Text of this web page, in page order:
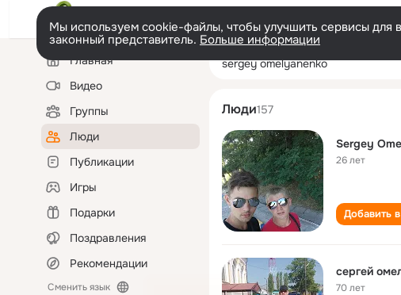
Мы используем cookie-файлы, чтобы улучшить сервисы для
законный представитель. Больше информации
Левая
колонкаГлавная
Видео
Группы
Люди
Публикации
Игры
Подарки
Поздравления
Рекомендации
Сменить язык
sergey omelyanenko
Люди157
Sergey
26 лет
Добавить
сергей
70 лет